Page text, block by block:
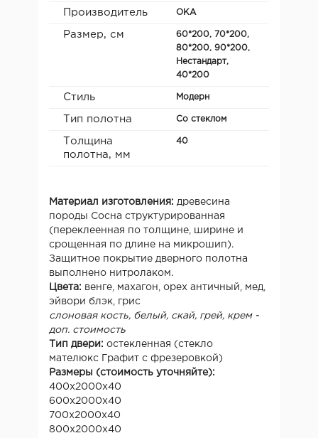
Производитель ОКА
Размер, см
60*200, 70*200,
80*200, 90*200,
Нестандарт,
40*200
Стиль Модерн
Тип полотна Со стеклом
Толщина
полотна, мм
40
Материал изготовления: древесина
породы Сосна структурированная
(переклеенная по толщине, ширине и
срощенная по длине на микрошип).
Защитное покрытие дверного полотна
выполнено нитролаком.
Цвета: венге, махагон, орех античный, мед,
эйвори блэк, грис
слоновая кость, белый, скай, грей, крем -
доп. стоимость
Тип двери: остекленная (стекло
мателюкс Графит с фрезеровкой)
Размеры (стоимость уточняйте):
400x2000х40
600x2000х40
700x2000х40
800x2000х40